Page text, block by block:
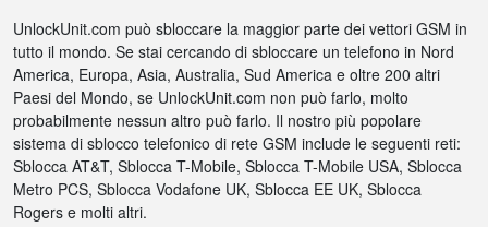
UnlockUnit.com può sbloccare la maggior parte dei vettori GSM in
tutto il mondo. Se stai cercando di sbloccare un telefono in Nord
America, Europa, Asia, Australia, Sud America e oltre 200 altri
Paesi del Mondo, se UnlockUnit.com non può farlo, molto
probabilmente nessun altro può farlo. Il nostro più popolare
sistema di sblocco telefonico di rete GSM include le seguenti reti:
Sblocca AT&T, Sblocca T-Mobile, Sblocca T-Mobile USA, Sblocca
Metro PCS, Sblocca Vodafone UK, Sblocca EE UK, Sblocca
Rogers e molti altri.